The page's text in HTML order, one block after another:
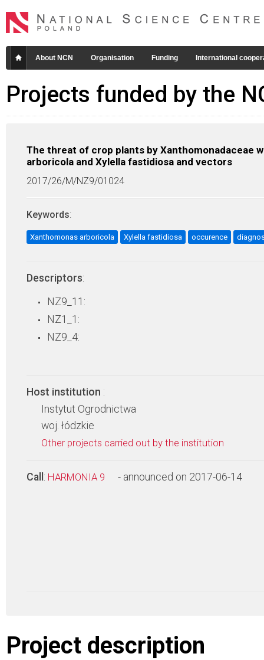
About NCN Organisation Funding International
Projects funded by the
The threat of crop plants by Xanthomonadaceae
arboricola and Xylella fastidiosa and vectors
2017/26/M/NZ9/01024
Keywords:
Xanthomonas arboricola Xylella fastidiosa occurence
Descriptors:
NZ9_11:
NZ1_1:
NZ9_4:
Host institution :
Instytut Ogrodnictwa
woj. łódzkie
Other projects carried out by the institution
Call : HARMONIA 9 - announced on 2017-06-14
Project description